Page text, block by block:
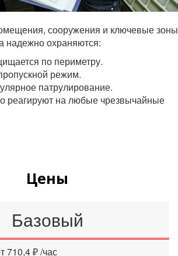
сооружения и ключевые зоны
надежно охраняются:
по периметру.
режим.
патрулирование.
реагируют на любые чрезвычайные
Цены
Базовый
710,4 ₽ /час